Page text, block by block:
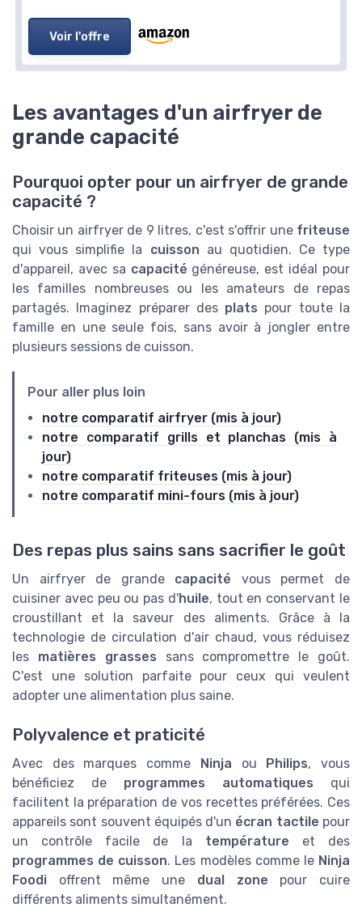
Voir l'offre
Les avantages d'un airfryer de
grande capacité
Pourquoi opter pour un airfryer de grande
capacité ?
Choisir un airfryer de 9 litres, c'est s'offrir une friteuse
qui vous simplifie la cuisson au quotidien. Ce type
d'appareil, avec sa capacité généreuse, est idéal pour
les familles nombreuses ou les amateurs de repas
partagés. Imaginez préparer des plats pour toute la
famille en une seule fois, sans avoir à jongler entre
plusieurs sessions de cuisson.
Pour aller plus loin
notre comparatif airfryer (mis à jour)
notre comparatif grills et planchas (mis à
jour)
notre comparatif friteuses (mis à jour)
notre comparatif mini-fours (mis à jour)
Des repas plus sains sans sacrifier le goût
Un airfryer de grande capacité vous permet de
cuisiner avec peu ou pas d'huile, tout en conservant le
croustillant et la saveur des aliments. Grâce à la
technologie de circulation d'air chaud, vous réduisez
les matières grasses sans compromettre le goût.
C'est une solution parfaite pour ceux qui veulent
adopter une alimentation plus saine.
Polyvalence et praticité
Avec des marques comme Ninja ou Philips, vous
bénéficiez de programmes automatiques qui
facilitent la préparation de vos recettes préférées. Ces
appareils sont souvent équipés d'un écran tactile pour
un contrôle facile de la température et des
programmes de cuisson. Les modèles comme le Ninja
Foodi offrent même une dual zone pour cuire
différents aliments simultanément.